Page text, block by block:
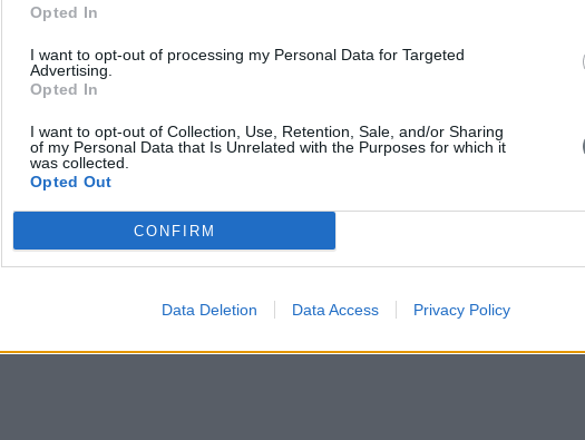
Opted In
I want to opt-out of processing my Personal Data for Targeted
Advertising.
Opted In
I want to opt-out of Collection, Use, Retention, Sale, and/or Sharing
of my Personal Data that Is Unrelated with the Purposes for which it
was collected.
Opted Out
CONFIRM
Data Deletion Data Access Privacy Policy